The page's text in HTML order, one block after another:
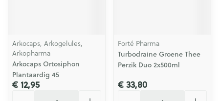
Arkocaps, Arkogelules,
Arkopharma
Arkocaps Ortosiphon
Plantaardig 45
€ 12,95
Forté Pharma
Turbodraine Groene Thee
Perzik Duo 2x500ml
€ 33,80